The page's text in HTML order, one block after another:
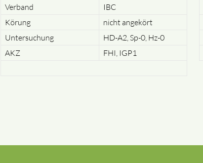
Verband
IBC
Körung
nicht angekört
Untersuchung
HD-A2, Sp-0, Hz-0
AKZ
FHI, IGP1